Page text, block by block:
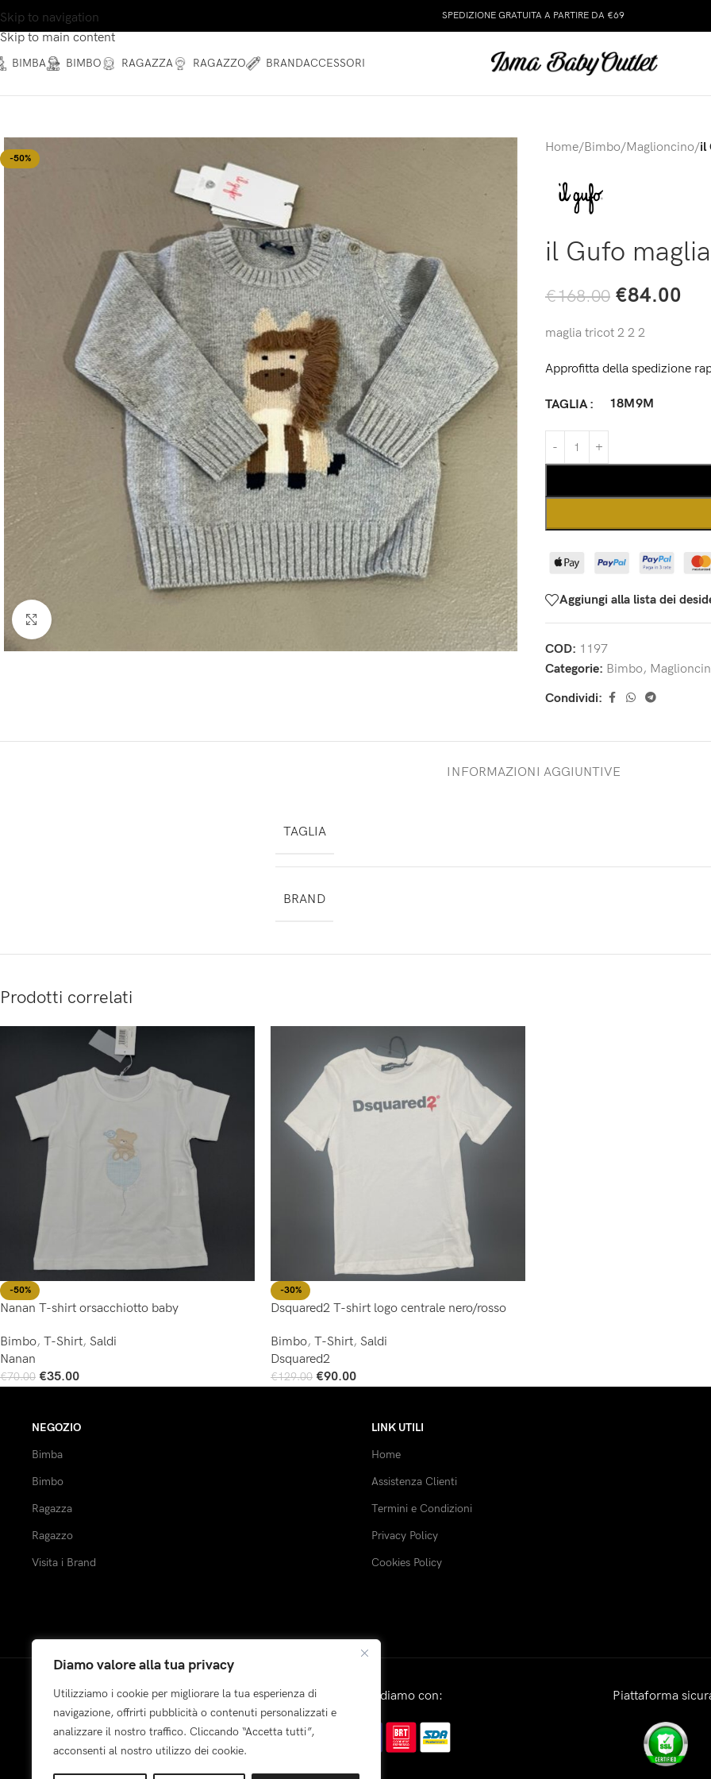
Diamo valore alla tua privacy
Utilizziamo i cookie per migliorare la tua esperienza di
navigazione, offrirti pubblicità o contenuti personalizzati e
analizzare il nostro traffico. Cliccando “Accetta tutti”,
acconsenti al nostro utilizzo dei cookie.
Skip to navigation
Skip to main content
SPEDIZIONE GRATUITA A PARTIRE DA €69
BIMBA BIMBO RAGAZZA RAGAZZO BRANDACCESSORI
-50%
Home/Bimbo/Maglioncino/il
il Gufo
€168.00 €84.00
maglia tricot 2 2 2
Approfitta della spedizione
TAGLIA 18M9M
Aggiungi alla lista dei
COD: 1197
Categorie: Bimbo,
Condividi:
INFORMAZIONI AGGIUNTIVE
TAGLIA
BRAND
Prodotti correlati
-50%
Nanan T-shirt orsacchiotto baby
Bimbo, T-Shirt, Saldi
Nanan
€70.00 €35.00
-30%
Dsquared2 T-shirt logo centrale nero/rosso
Bimbo, T-Shirt, Saldi
Dsquared2
€129.00 €90.00
NEGOZIO
Bimba
Bimbo
Ragazza
Ragazzo
Visita i Brand
LINK UTILI
Home
Assistenza Clienti
Termini e Condizioni
Privacy Policy
Cookies Policy
Pagamenti: Spediamo con: Piattaforma